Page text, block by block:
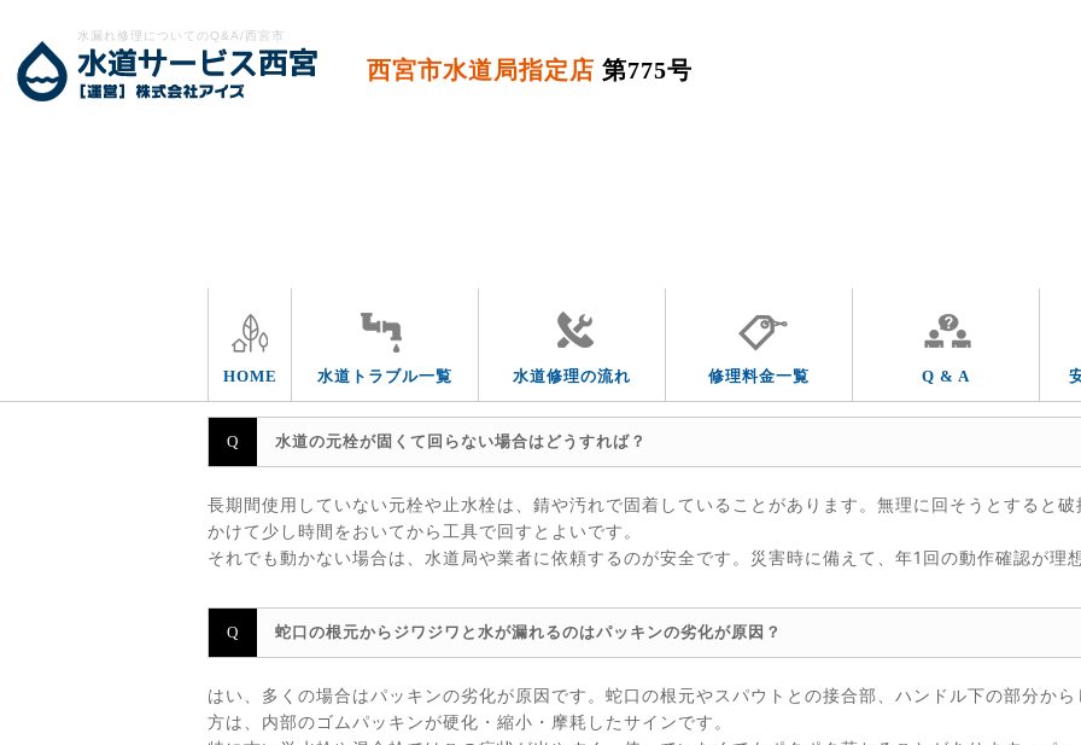
水漏れ修理についてのQ&A/西宮市
西宮市水道局指定店 第775号
HOME 水道トラブル一覧 水道修理の流れ 修理料金一覧 Q & A
QUESTION & ANSWER
水道の元栓が固くて回らない場合はどうすれば？
長期間使用していない元栓や止水栓は、錆や汚れで固着していることがあります。無理に回そうとすると
かけて少し時間をおいてから工具で回すとよいです。
それでも動かない場合は、水道局や業者に依頼するのが安全です。災害時に備えて、年1回の動作確認が理
蛇口の根元からジワジワと水が漏れるのはパッキンの劣化が原因？
はい、多くの場合はパッキンの劣化が原因です。蛇口の根元やスパウトとの接合部、ハンドル下の部分か
方は、内部のゴムパッキンが硬化・縮小・摩耗したサインです。